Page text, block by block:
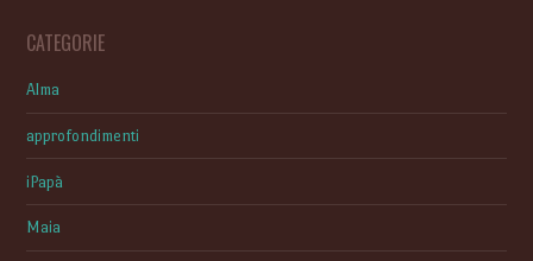
CATEGORIE
Alma
approfondimenti
iPapà
Maia